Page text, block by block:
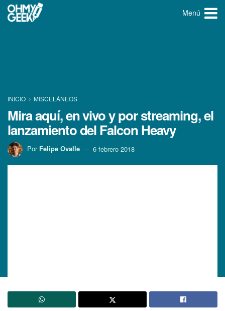
Menú
INICIO MISCELÁNEOS
Mira aquí­, en vivo y por streaming, el
lanzamiento del Falcon Heavy
Por Felipe Ovalle 6 febrero 2018